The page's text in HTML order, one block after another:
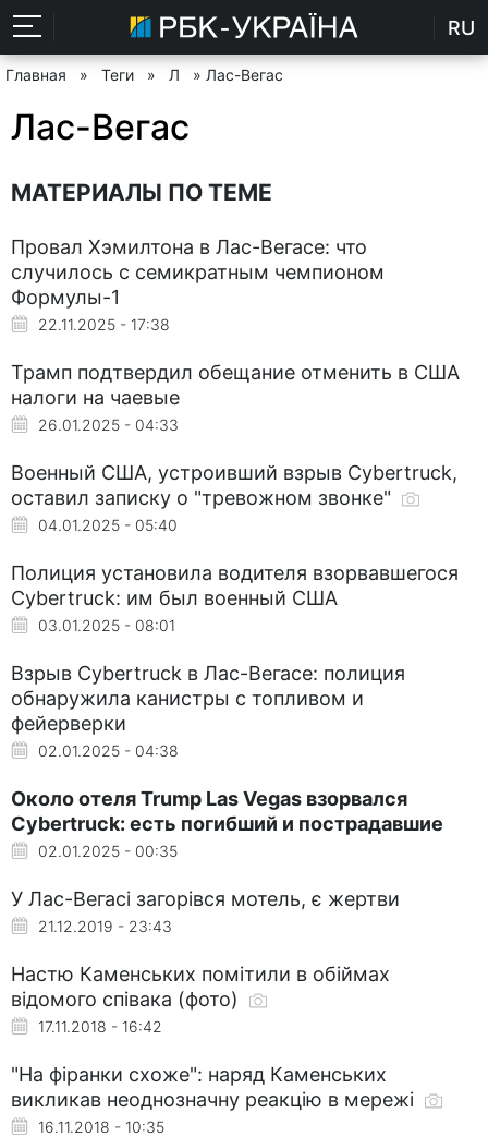
RU
Главная » Теги » Л » Лас-Вегас
Лас-Вегас
МАТЕРИАЛЫ ПО ТЕМЕ
Провал Хэмилтона в Лас-Вегасе: что
случилось с семикратным чемпионом
Формулы-1
22.11.2025 - 17:38
Трамп подтвердил обещание отменить в США
налоги на чаевые
26.01.2025 - 04:33
Военный США, устроивший взрыв Cybertruck,
оставил записку о "тревожном звонке"
04.01.2025 - 05:40
Полиция установила водителя взорвавшегося
Cybertruck: им был военный США
03.01.2025 - 08:01
Взрыв Cybertruck в Лас-Вегасе: полиция
обнаружила канистры с топливом и
фейерверки
02.01.2025 - 04:38
Около отеля Trump Las Vegas взорвался
Cybertruck: есть погибший и пострадавшие
02.01.2025 - 00:35
У Лас-Вегасі загорівся мотель, є жертви
21.12.2019 - 23:43
Настю Каменських помітили в обіймах
відомого співака (фото)
17.11.2018 - 16:42
"На фіранки схоже": наряд Каменських
викликав неоднозначну реакцію в мережі
16.11.2018 - 10:35